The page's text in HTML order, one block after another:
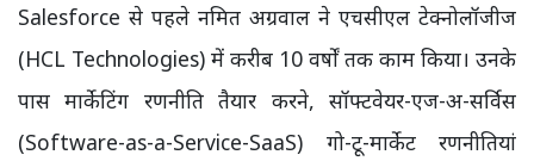
Salesforce से पहले नमित अग्रवाल ने एचसीएल टेक्नोलॉजीज
(HCL Technologies) में करीब 10 वर्षों तक काम किया। उनके
पास मार्केटिंग रणनीति तैयार करने, सॉफ्टवेयर-एज-अ-सर्विस
(Software-as-a-Service-SaaS) गो-टू-मार्केट रणनीतियां